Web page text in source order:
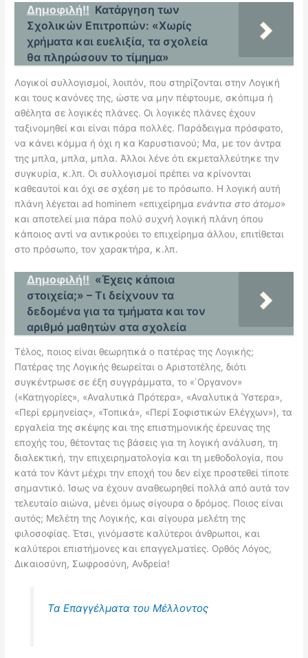
Δημοφιλή!! Κατάργηση των
Σχολικών Επιτροπών: «Χωρίς
χρήματα και ευελιξία, τα σχολεία
θα πληρώσουν το τίμημα»
Λογικοί συλλογισμοί, λοιπόν, που στηρίζονται στην Λογική
και τους κανόνες της, ώστε να μην πέφτουμε, σκόπιμα ή
αθέλητα σε λογικές πλάνες. Οι λογικές πλάνες έχουν
ταξινομηθεί και είναι πάρα πολλές. Παράδειγμα πρόσφατο,
να κάνει κόμμα ή όχι η κα Καρυστιανού; Μα, με τον άντρα
της μπλα, μπλα, μπλα. Άλλοι λένε ότι εκμεταλλεύτηκε την
συγκυρία, κ.λπ. Οι συλλογισμοί πρέπει να κρίνονται
καθεαυτοί και όχι σε σχέση με το πρόσωπο. Η λογική αυτή
πλάνη λέγεται ad hominem «επιχείρημαενάντια στο άτομο»
και αποτελεί μια πάρα πολύ συχνή λογική πλάνη όπου
κάποιος αντί να αντικρούει το επιχείρημα άλλου, επιτίθεται
στο πρόσωπο, τον χαρακτήρα, κ.λπ.
Δημοφιλή!! «Έχεις κάποια
στοιχεία;» – Τι δείχνουν τα
δεδομένα για τα τμήματα και τον
αριθμό μαθητών στα σχολεία
Τέλος, ποιος είναι θεωρητικά ο πατέρας της Λογικής;
Πατέρας της Λογικής θεωρείται ο Αριστοτέλης, διότι
συγκέντρωσε σε έξη συγγράμματα, το «΄Οργανον»
(«Κατηγορίες», «Αναλυτικά Πρότερα», «Αναλυτικά Ύστερα»,
«Περί ερμηνείας», «Τοπικά», «Περί Σοφιστικών Ελέγχων»), τα
εργαλεία της σκέψης και της επιστημονικής έρευνας της
εποχής του, θέτοντας τις βάσεις για τη λογική ανάλυση, τη
διαλεκτική, την επιχειρηματολογία και τη μεθοδολογία, που
κατά τον Κάντ μέχρι την εποχή του δεν είχε προστεθεί τίποτε
σημαντικό. Ίσως να έχουν αναθεωρηθεί πολλά από αυτά τον
τελευταίο αιώνα, μένει όμως σίγουρα ο δρόμος. Ποιος είναι
αυτός; Μελέτη της Λογικής, και σίγουρα μελέτη της
φιλοσοφίας. Έτσι, γινόμαστε καλύτεροι άνθρωποι, και
καλύτεροι επιστήμονες και επαγγελματίες. Ορθός Λόγος,
Δικαιοσύνη, Σωφροσύνη, Ανδρεία!
Τα Επαγγέλματα του Μέλλοντος